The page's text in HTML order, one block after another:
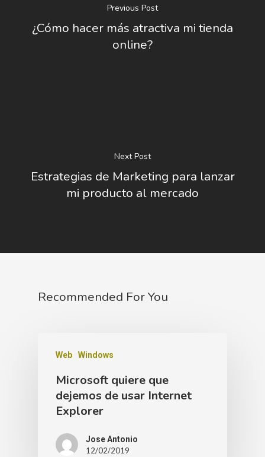
Previous Post
¿Cómo hacer más atractiva mi tienda
online?
Next Post
Estrategias de Marketing para lanzar
mi producto al mercado
Recommended For You
Web Windows
Microsoft quiere que
dejemos de usar Internet
Explorer
Jose Antonio
12/02/2019